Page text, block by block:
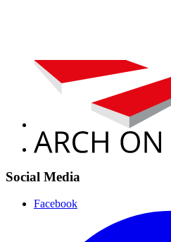
Social Media
Facebook